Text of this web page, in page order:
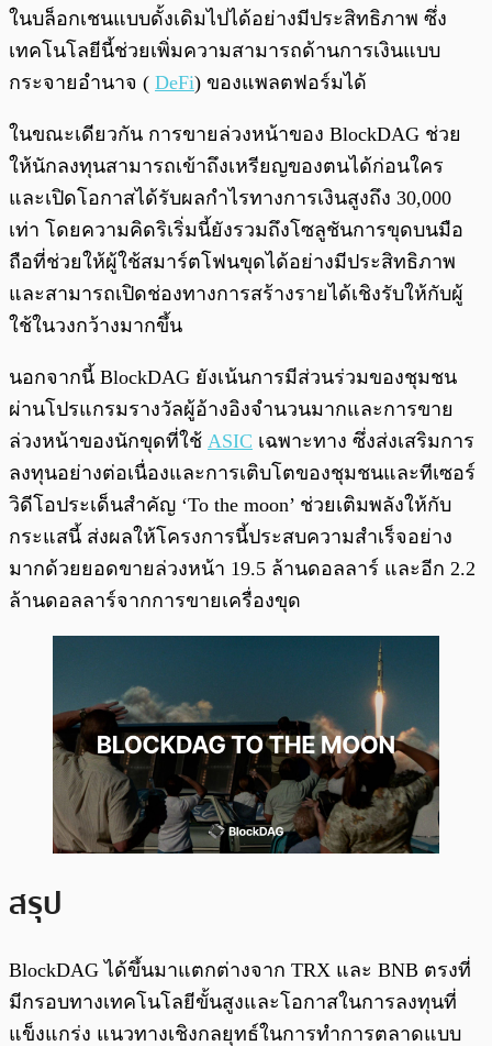
ในบล็อกเชนแบบดั้งเดิมไปได้อย่างมีประสิทธิภาพ ซึ่ง
เทคโนโลยีนี้ช่วยเพิ่มความสามารถด้านการเงินแบบ
กระจายอำนาจ ( DeFi) ของแพลตฟอร์มได้
ในขณะเดียวกัน การขายล่วงหน้าของ BlockDAG ช่วย
ให้นักลงทุนสามารถเข้าถึงเหรียญของตนได้ก่อนใคร
และเปิดโอกาสได้รับผลกำไรทางการเงินสูงถึง 30,000
เท่า โดยความคิดริเริ่มนี้ยังรวมถึงโซลูชันการขุดบนมือ
ถือที่ช่วยให้ผู้ใช้สมาร์ตโฟนขุดได้อย่างมีประสิทธิภาพ
และสามารถเปิดช่องทางการสร้างรายได้เชิงรับให้กับผู้
ใช้ในวงกว้างมากขึ้น
นอกจากนี้ BlockDAG ยังเน้นการมีส่วนร่วมของชุมชน
ผ่านโปรแกรมรางวัลผู้อ้างอิงจำนวนมากและการขาย
ล่วงหน้าของนักขุดที่ใช้ ASIC เฉพาะทาง ซึ่งส่งเสริมการ
ลงทุนอย่างต่อเนื่องและการเติบโตของชุมชนและทีเซอร์
วิดีโอประเด็นสำคัญ ‘To the moon’ ช่วยเติมพลังให้กับ
กระแสนี้ ส่งผลให้โครงการนี้ประสบความสำเร็จอย่าง
มากด้วยยอดขายล่วงหน้า 19.5 ล้านดอลลาร์ และอีก 2.2
ล้านดอลลาร์จากการขายเครื่องขุด
สรุป
BlockDAG ได้ขึ้นมาแตกต่างจาก TRX และ BNB ตรงที่
มีกรอบทางเทคโนโลยีขั้นสูงและโอกาสในการลงทุนที่
แข็งแกร่ง แนวทางเชิงกลยุทธ์ในการทำการตลาดแบบ